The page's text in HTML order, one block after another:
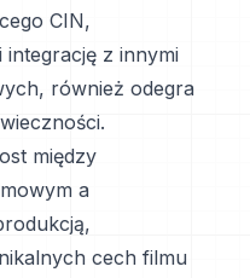
CIN,
z innymi
również odegra
między
a
cech filmu